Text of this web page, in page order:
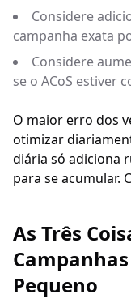
Considere
campanha exata
Considere
se o ACoS estiver
O maior erro dos
otimizar
diária só adiciona
para se acumular.
As Três
Pequeno